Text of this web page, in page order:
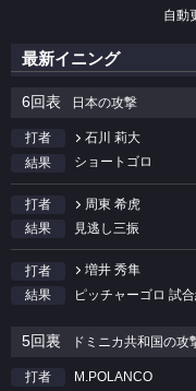
自動
最新イニング
6回表 日本の攻撃
打者
石川 莉大
結果
ショートゴロ
打者
周東 希虎
結果
見逃し三振
打者
増井 秀隼
結果
ピッチャーゴロ 試
5回裏 ドミニカ共和国の攻
打者
M.POLANCO